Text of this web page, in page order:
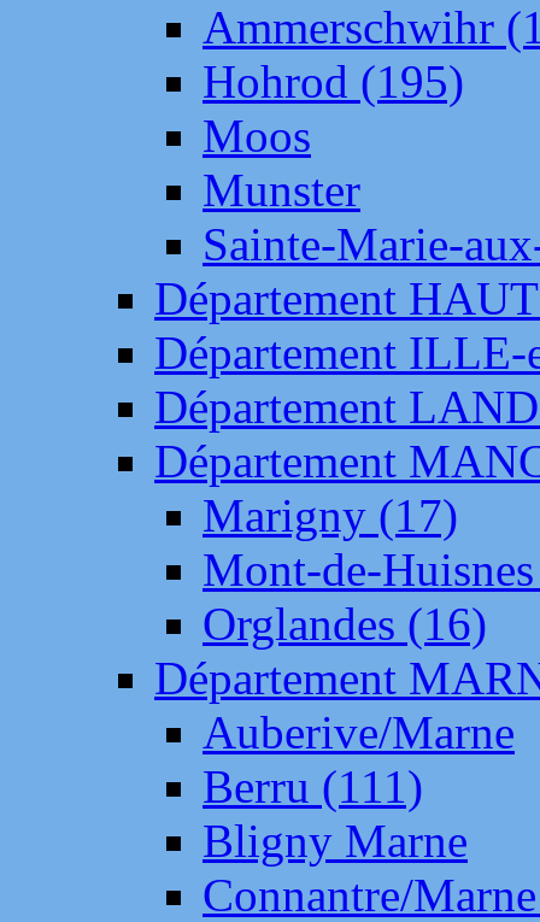
Ammerschwihr
Hohrod (195)
Moos
Munster
Sainte-Marie-
Département
Département
Département
Département
Marigny (17)
Mont-de-
Orglandes (16)
Département
Auberive/Marne
Berru (111)
Bligny Marne
Connantre/